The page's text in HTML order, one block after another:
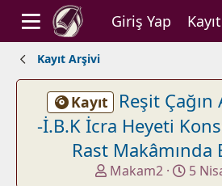
Giriş Yap
Kayıt Arşivi
Kayıt
Reşit
-İ.B.K İcra Heyeti
Rast Makâmında
K
Makam2
B
5